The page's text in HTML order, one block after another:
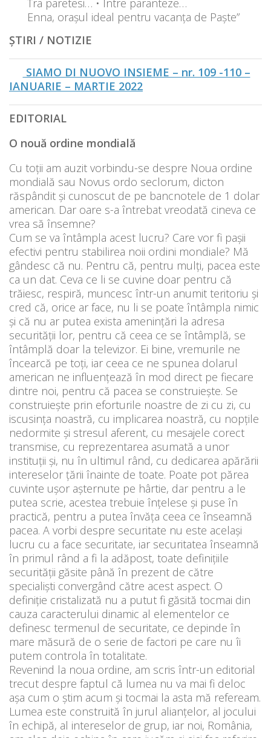
Tra paretesi… • Între paranteze…
Enna, orașul ideal pentru vacanța de Paște”
ȘTIRI / NOTIZIE
SIAMO DI NUOVO INSIEME – nr. 109 -110 –
IANUARIE – MARTIE 2022
EDITORIAL
O nouă ordine mondială
Cu toții am auzit vorbindu-se despre Noua ordine
mondială sau Novus ordo seclorum, dicton
răspândit și cunoscut de pe bancnotele de 1 dolar
american. Dar oare s-a întrebat vreodată cineva ce
vrea să însemne?
Cum se va întâmpla acest lucru? Care vor fi pașii
efectivi pentru stabilirea noii ordini mondiale? Mă
gândesc că nu. Pentru că, pentru mulți, pacea este
ca un dat. Ceva ce li se cuvine doar pentru că
trăiesc, respiră, muncesc într-un anumit teritoriu și
cred că, orice ar face, nu li se poate întâmpla nimic
și că nu ar putea exista amenințări la adresa
securității lor, pentru că ceea ce se întâmplă, se
întâmplă doar la televizor. Ei bine, vremurile ne
încearcă pe toți, iar ceea ce ne spunea dolarul
american ne influențează în mod direct pe fiecare
dintre noi, pentru că pacea se construiește. Se
construiește prin eforturile noastre de zi cu zi, cu
iscusința noastră, cu implicarea noastră, cu nopțile
nedormite și stresul aferent, cu mesajele corect
transmise, cu reprezentarea asumată a unor
instituții și, nu în ultimul rând, cu dedicarea apărării
intereselor țării înainte de toate. Poate pot părea
cuvinte ușor așternute pe hârtie, dar pentru a le
putea scrie, acestea trebuie înțelese și puse în
practică, pentru a putea învăța ceea ce înseamnă
pacea. A vorbi despre securitate nu este același
lucru cu a face securitate, iar securitatea înseamnă
în primul rând a fi la adăpost, toate definițiile
securității găsite până în prezent de către
specialiști convergând către acest aspect. O
definiție cristalizată nu a putut fi găsită tocmai din
cauza caracterului dinamic al elementelor ce
definesc termenul de securitate, ce depinde în
mare măsură de o serie de factori pe care nu îi
putem controla în totalitate.
Revenind la noua ordine, am scris într-un editorial
trecut despre faptul că lumea nu va mai fi deloc
așa cum o știm acum și tocmai la asta mă refeream.
Lumea este construită în jurul alianțelor, al jocului
în echipă, al intereselor de grup, iar noi, România,